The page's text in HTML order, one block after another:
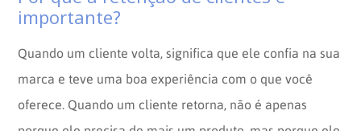
importante?
Quando um cliente volta, significa que ele confia na sua
marca e teve uma boa experiência com o que você
oferece. Quando um cliente retorna, não é apenas